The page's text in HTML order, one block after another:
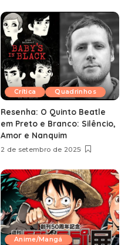
Crítica Quadrinhos
Resenha: O Quinto Beatle
em Preto e Branco: Silêncio,
Amor e Nanquim
2 de setembro de 2025
Anime/Mangá